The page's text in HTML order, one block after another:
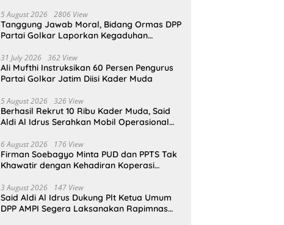
5 August 2026 2806 View
Tanggung Jawab Moral, Bidang Ormas DPP
Partai Golkar Laporkan Kegaduhan
31 July 2026 362 View
Ali Mufthi Instruksikan 60 Persen Pengurus
Partai Golkar Jatim Diisi Kader Muda
5 August 2026 326 View
Berhasil Rekrut 10 Ribu Kader Muda, Said
Aldi Al Idrus Serahkan Mobil Operasional
6 August 2026 176 View
Firman Soebagyo Minta PUD dan PPTS Tak
Khawatir dengan Kehadiran Koperasi
3 August 2026 147 View
Said Aldi Al Idrus Dukung Plt Ketua Umum
DPP AMPI Segera Laksanakan Rapimnas